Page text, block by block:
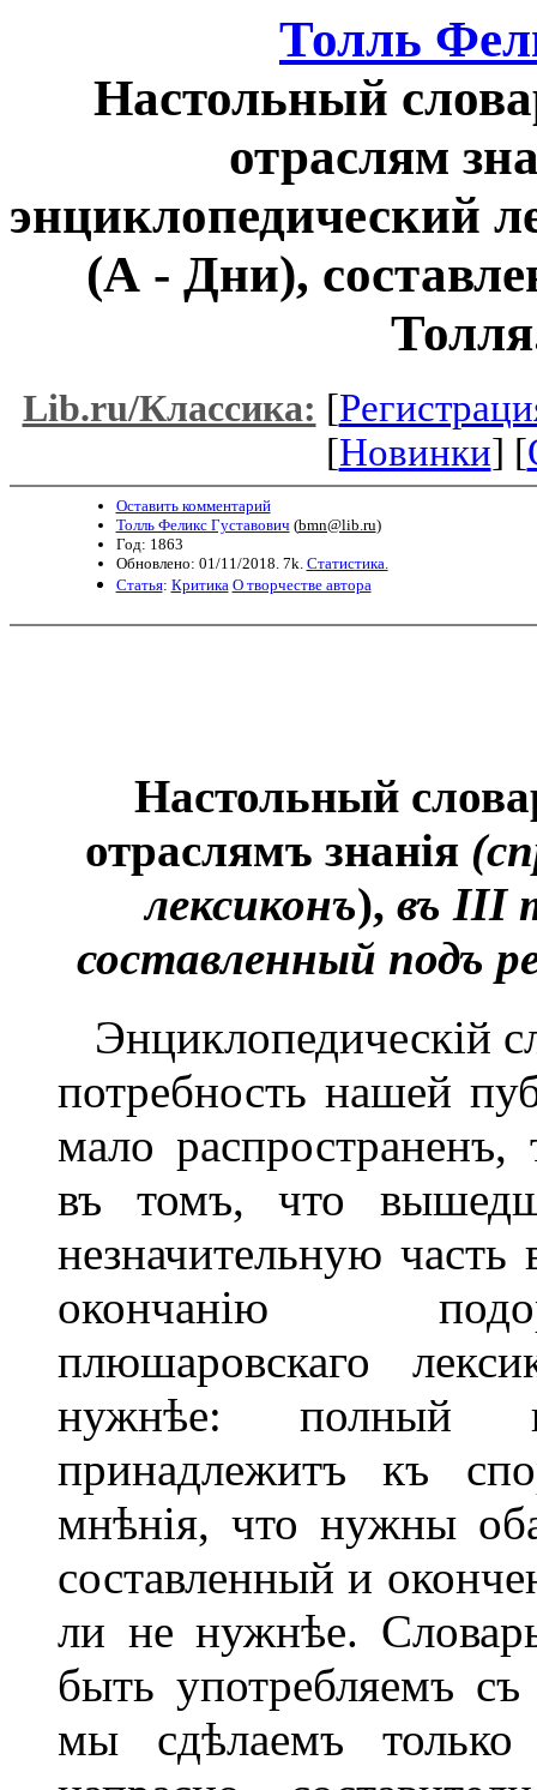
Толль
Настольный
отраслям
энциклопедический
(А - Дни),
Lib.ru/Классика: [
[Новинки] [
Оставить комментарий
Толль Феликс Густавович (bmn@lib.ru)
Год: 1863
Обновлено: 01/11/2018. 7k. Статистика.
Статья: Критика О творчестве автора
Настольный
отраслямъ знанія
лексиконъ), въ III
составленный подъ
Энциклопедическій
потребность нашей
мало распространенъ,
въ томъ, что
незначительную часть
окончанію
плюшаровскаго
нужнѣе: полный
принадлежитъ къ
мнѣнія, что нужны
составленный и
ли не нужнѣе.
быть употребляемъ
мы сдѣлаемъ только